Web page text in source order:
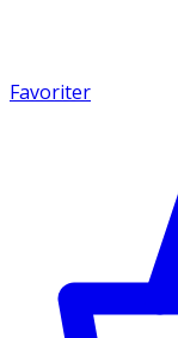
Favoriter